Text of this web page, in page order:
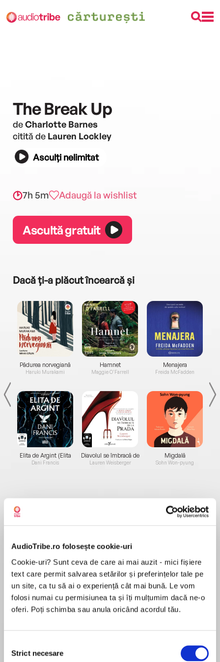
AudioTribe.ro folosește cookie-uri
Cookie-uri? Sunt ceva de care ai mai auzit - mici fișiere
text care permit salvarea setărilor și preferințelor tale pe
un site, ca tu să ai o experiență cât mai bună. Le vom
folosi numai cu permisiunea ta și îți mulțumim dacă ne-o
oferi. Poți schimba sau anula oricând acordul tău.
consimțământului
Strict necesare
The Break Up
deCharlotte Barnes
citită de Lauren Lockley
Asculți nelimitat
7h 5m Adaugă la wishlist
Ascultă gratuit
Dacă ți-a plăcut încearcă și
Pădurea norvegiană
Haruki Murakami
Elita de Argint (Elita
de...
Dani Francis
Hamnet
Maggie O'Farrell
Diavolul se îmbracă de
la...
Lauren Weisberger
Menajera
Freida McFadden
Migdală
Sohn Won-pyung
Despre
find it.
Edi Parcell thought she had life all planned out,
so when her childhood sweetheart proposes a
first opportunity Edi’s had to think about what
MAI MULT
În acest moment nu există recenzii